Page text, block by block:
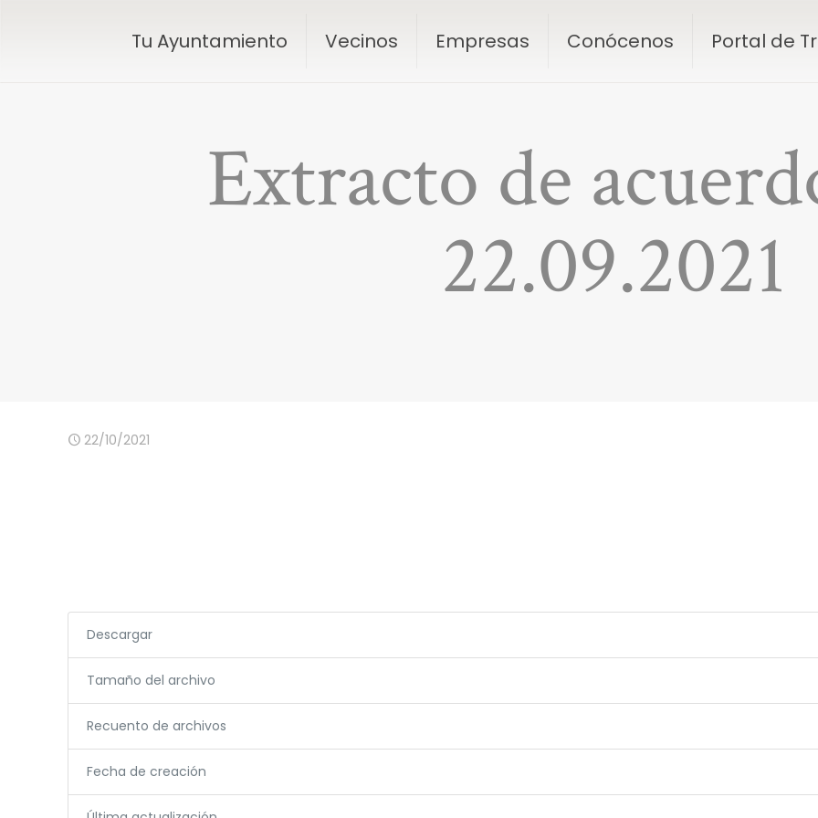
Tu Ayuntamiento Vecinos Empresas Conócenos Portal de
Extracto de
22.09.2021
22/10/2021
Descargar
Tamaño del archivo
Recuento de archivos
Fecha de creación